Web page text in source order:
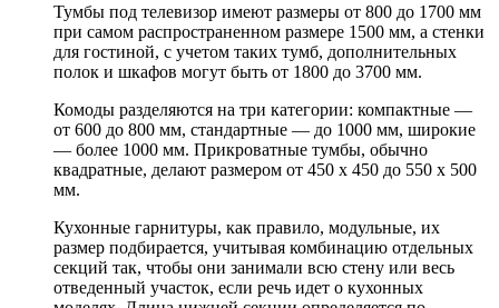
Тумбы под телевизор имеют размеры от 800 до 1700 мм
при самом распространенном размере 1500 мм, а стенки
для гостиной, с учетом таких тумб, дополнительных
полок и шкафов могут быть от 1800 до 3700 мм.
Комоды разделяются на три категории: компактные —
от 600 до 800 мм, стандартные — до 1000 мм, широкие
— более 1000 мм. Прикроватные тумбы, обычно
квадратные, делают размером от 450 х 450 до 550 х 500
мм.
Кухонные гарнитуры, как правило, модульные, их
размер подбирается, учитывая комбинацию отдельных
секций так, чтобы они занимали всю стену или весь
отведенный участок, если речь идет о кухонных